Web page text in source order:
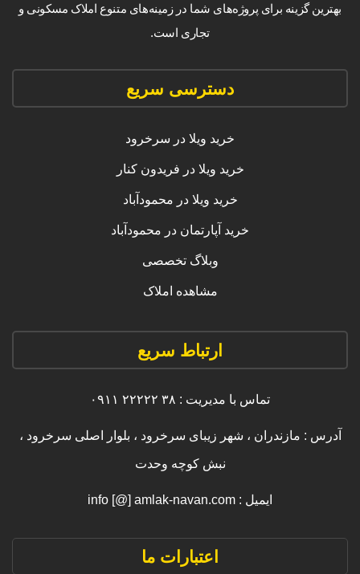
بهترین گزینه برای پروژه‌های شما در زمینه‌های متنوع املاک مسکونی و
تجاری است.
دسترسی سریع
خرید ویلا در سرخرود
خرید ویلا در فریدون کنار
خرید ویلا در محمودآباد
خرید آپارتمان در محمودآباد
وبلاگ تخصصی
مشاهده املاک
ارتباط سریع
تماس با مدیریت : ۳۸ ۲۲۲۲۲ ۰۹۱۱
آدرس : مازندران ، شهر زیبای سرخرود ، بلوار اصلی سرخرود ،
نبش کوچه وحدت
ایمیل : info [@] amlak-navan.com
اعتبارات ما